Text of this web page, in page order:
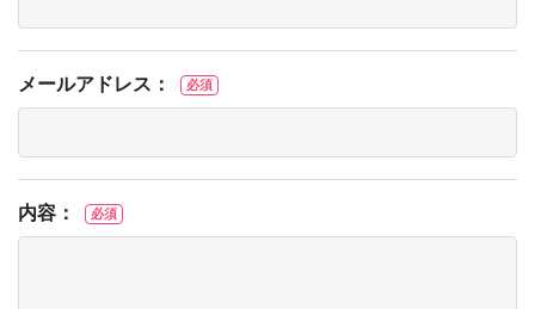
メールアドレス： 必須
内容： 必須